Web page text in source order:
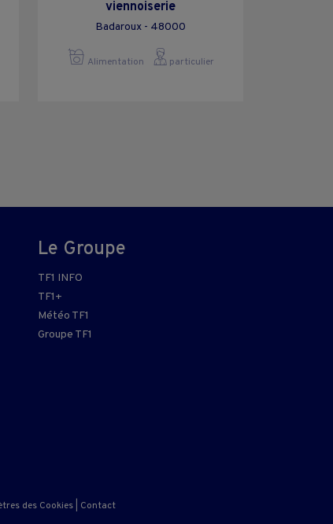
viennoiserie
Badaroux - 48000
Alimentation particulier
Le Groupe
TF1 INFO
TF1+
Météo TF1
Groupe TF1
des Cookies Contact